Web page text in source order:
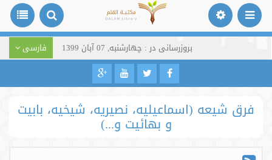
بروزرسانی در : چهارشنبه, 07 آبان 1399 فارسی
فرق شیعه (اسماعیلیه، نصیریه، شیخیه، بابیت
و بهائیت و...)